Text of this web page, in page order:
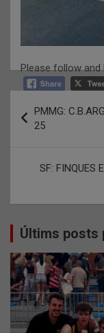
Please follow and
d'entrades
PMMG:
25
SF: FINQUES
Últims posts